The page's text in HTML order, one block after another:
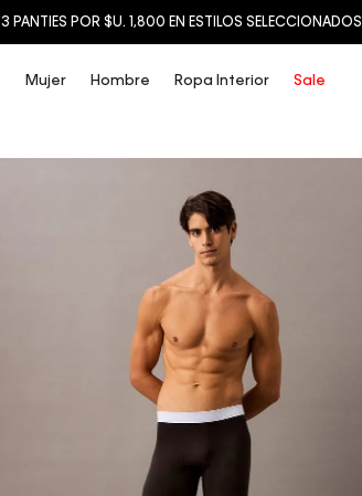
3 PANTIES POR $U. 1,800 EN ESTILOS SELECCIONADOS
Mujer Hombre Ropa Interior Sale